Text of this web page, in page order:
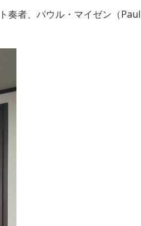
奏者、パウル・マイゼン（Paul